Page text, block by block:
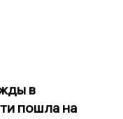
в
пошла на